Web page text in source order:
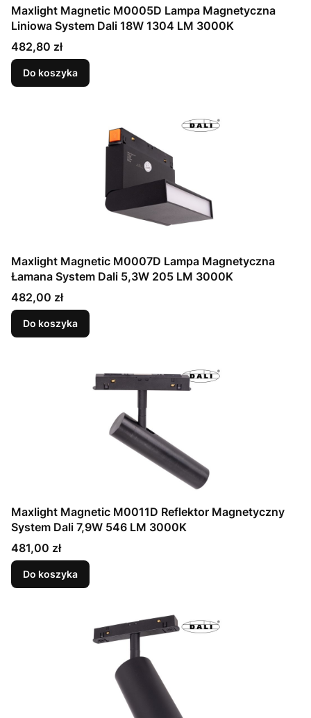
Maxlight Magnetic M0005D Lampa Magnetyczna
Liniowa System Dali 18W 1304 LM 3000K
Cena
482,80 zł
Do koszyka
Maxlight Magnetic M0007D Lampa Magnetyczna
Łamana System Dali 5,3W 205 LM 3000K
Cena
482,00 zł
Do koszyka
Maxlight Magnetic M0011D Reflektor Magnetyczny
System Dali 7,9W 546 LM 3000K
Cena
481,00 zł
Do koszyka